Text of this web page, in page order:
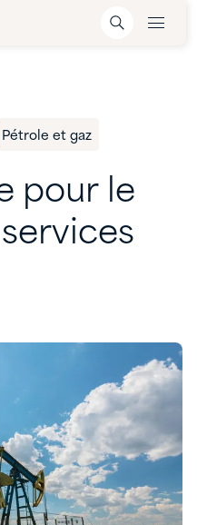
Pétrole et gaz
pour le
services